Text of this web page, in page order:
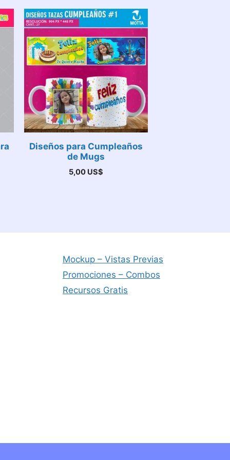
Diseños para Cumpleaños
de Mugs
5,00 US$
Mockup – Vistas Previas
Promociones – Combos
Recursos Gratis